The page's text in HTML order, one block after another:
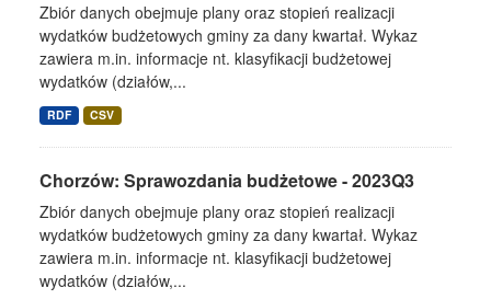
Zbiór danych obejmuje plany oraz stopień realizacji
wydatków budżetowych gminy za dany kwartał. Wykaz
zawiera m.in. informacje nt. klasyfikacji budżetowej
wydatków (działów,...
RDF CSV
Chorzów: Sprawozdania budżetowe - 2023Q3
Zbiór danych obejmuje plany oraz stopień realizacji
wydatków budżetowych gminy za dany kwartał. Wykaz
zawiera m.in. informacje nt. klasyfikacji budżetowej
wydatków (działów,...